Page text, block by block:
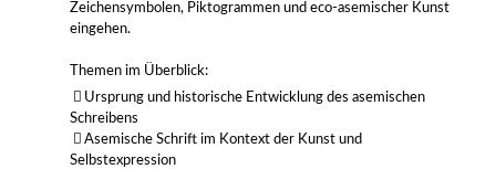
Zeichensymbolen, Piktogrammen und eco-asemischer Kunst
eingehen.
Themen im Überblick:
Ursprung und historische Entwicklung des asemischen
Schreibens
Asemische Schrift im Kontext der Kunst und
Selbstexpression